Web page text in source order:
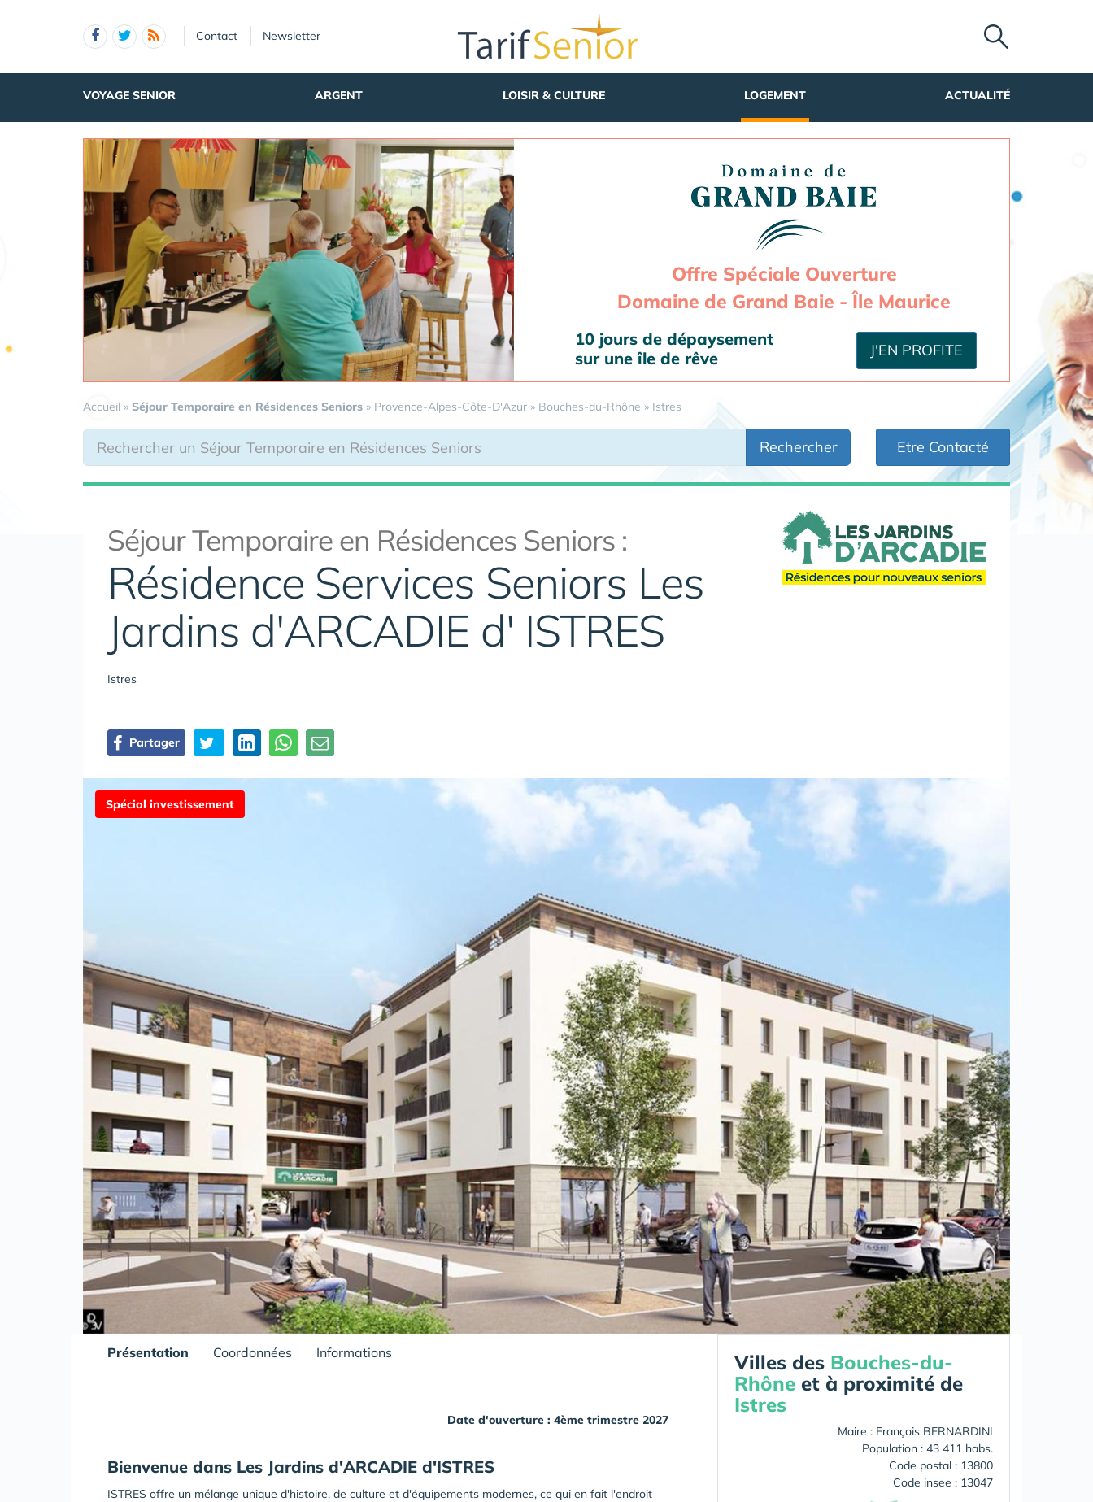
Contact Newsletter
VOYAGE SENIOR ARGENT LOISIR & CULTURE LOGEMENT ACTUALITÉ
Offre Spéciale Ouverture
Domaine de Grand Baie - Île Maurice
J'EN PROFITE
10 jours de dépaysement
sur une île de rêve
Accueil » Séjour Temporaire en Résidences Seniors » Provence-Alpes-Côte-D'Azur » Bouches-du-Rhône » Istres
Rechercher Etre Contacté
Séjour Temporaire en Résidences Seniors :
Résidence Services Seniors Les
Jardins d'ARCADIE d' ISTRES
Istres
Partager
Spécial investissement
Présentation Coordonnées Informations
Date d'ouverture : 4ème trimestre 2027
Bienvenue dans Les Jardins d'ARCADIE d'ISTRES
ISTRES offre un mélange unique d'histoire, de culture et d'équipements modernes, ce qui en fait l'endroit
Villes des Bouches-du-
Rhône et à proximité de
Istres
Maire : François BERNARDINI
Population : 43 411 habs.
Code postal : 13800
Code insee : 13047